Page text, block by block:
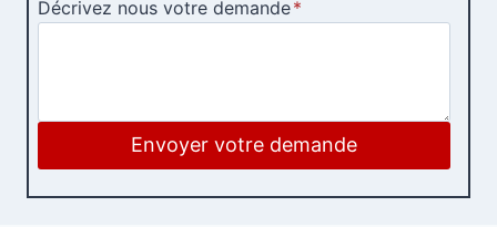
Décrivez nous votre demande*
Envoyer votre demande